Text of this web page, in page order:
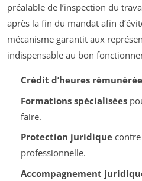
préalable de l’inspection du
après la fin du mandat afin
mécanisme garantit aux
indispensable au bon
Crédit d’heures
Formations spécialisées
faire.
Protection juridiquecontre
professionnelle.
Accompagnement